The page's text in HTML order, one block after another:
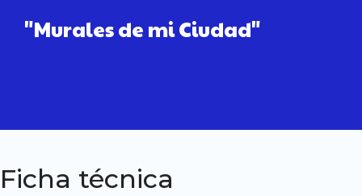
"Murales de mi Ciudad"
Ficha técnica